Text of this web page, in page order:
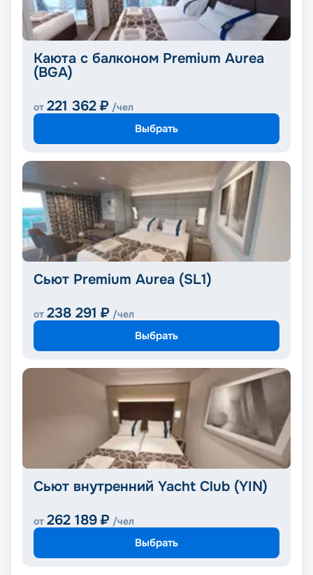
Каюта с балконом Premium Aurea
(BGA)
от 221 362 ₽ /чел
Выбрать
Сьют Premium Aurea (SL1)
от 238 291 ₽ /чел
Выбрать
Сьют внутренний Yacht Club (YIN)
от 262 189 ₽ /чел
Выбрать